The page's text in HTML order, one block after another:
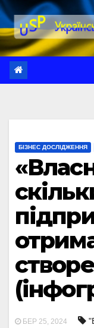
Перейти
до
вмісту
БІЗНЕС ДОСЛІДЖЕННЯ
БЕР 25, 2024